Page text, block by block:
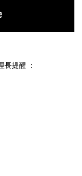
長提醒 ：